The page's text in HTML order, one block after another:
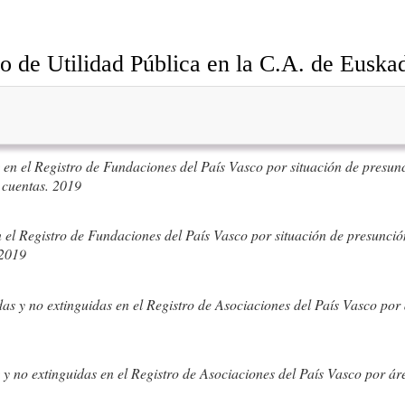
de Utilidad Pública en la C.A. de
el Registro de Fundaciones del País Vasco por situación de
2019
Registro de Fundaciones del País Vasco por situación de
y no extinguidas en el Registro de Asociaciones del País Vasco
no extinguidas en el Registro de Asociaciones del País Vasco por